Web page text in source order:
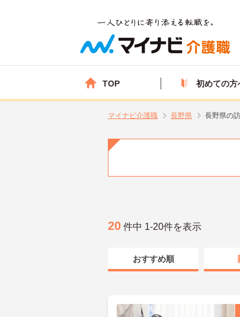
TOP 初めての方
マイナビ介護職 長野県 長野県の
20 件中 1-20件を表示
おすすめ順